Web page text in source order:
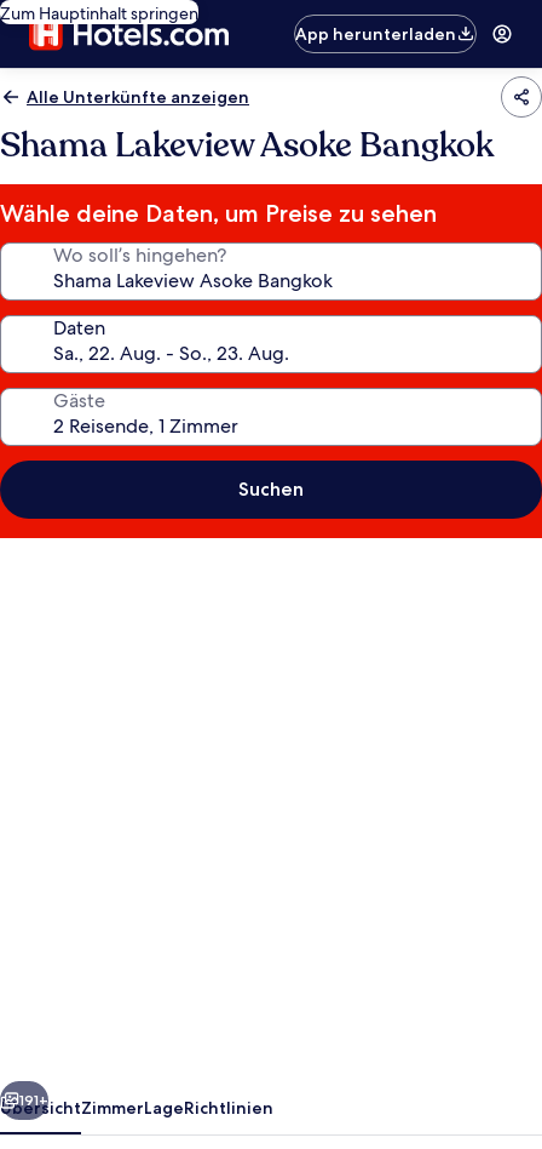
Zum Hauptinhalt springen
App herunterladen
Alle Unterkünfte anzeigen
Shama Lakeview Asoke Bangkok
Wähle deine Daten, um Preise zu sehen
Wo soll’s hingehen?
Daten
Gäste
Suchen
Weiter
191+
ÜbersichtZimmerLageRichtlinien